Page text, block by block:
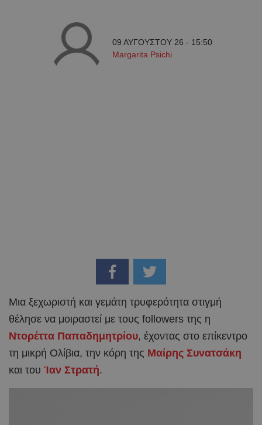
09 ΑΥΓΟΥΣΤΟΥ 26 - 15:50
Margarita Psichi
Μια ξεχωριστή και γεμάτη τρυφερότητα στιγμή
θέλησε να μοιραστεί με τους followers της η
Ντορέττα Παπαδημητρίου, έχοντας στο επίκεντρο
τη μικρή Ολίβια, την κόρη της Μαίρης Συνατσάκη
και του Ίαν Στρατή.